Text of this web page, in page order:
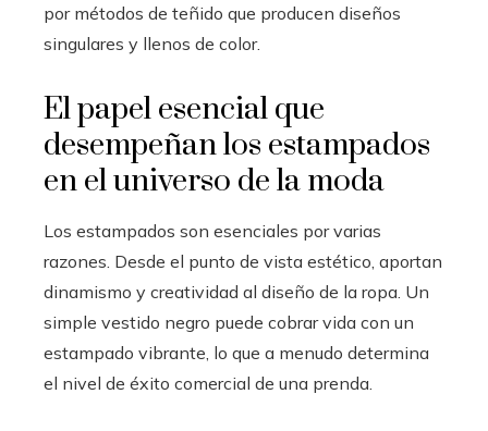
por métodos de teñido que producen diseños
singulares y llenos de color.
El papel esencial que
desempeñan los estampados
en el universo de la moda
Los estampados son esenciales por varias
razones. Desde el punto de vista estético, aportan
dinamismo y creatividad al diseño de la ropa. Un
simple vestido negro puede cobrar vida con un
estampado vibrante, lo que a menudo determina
el nivel de éxito comercial de una prenda.